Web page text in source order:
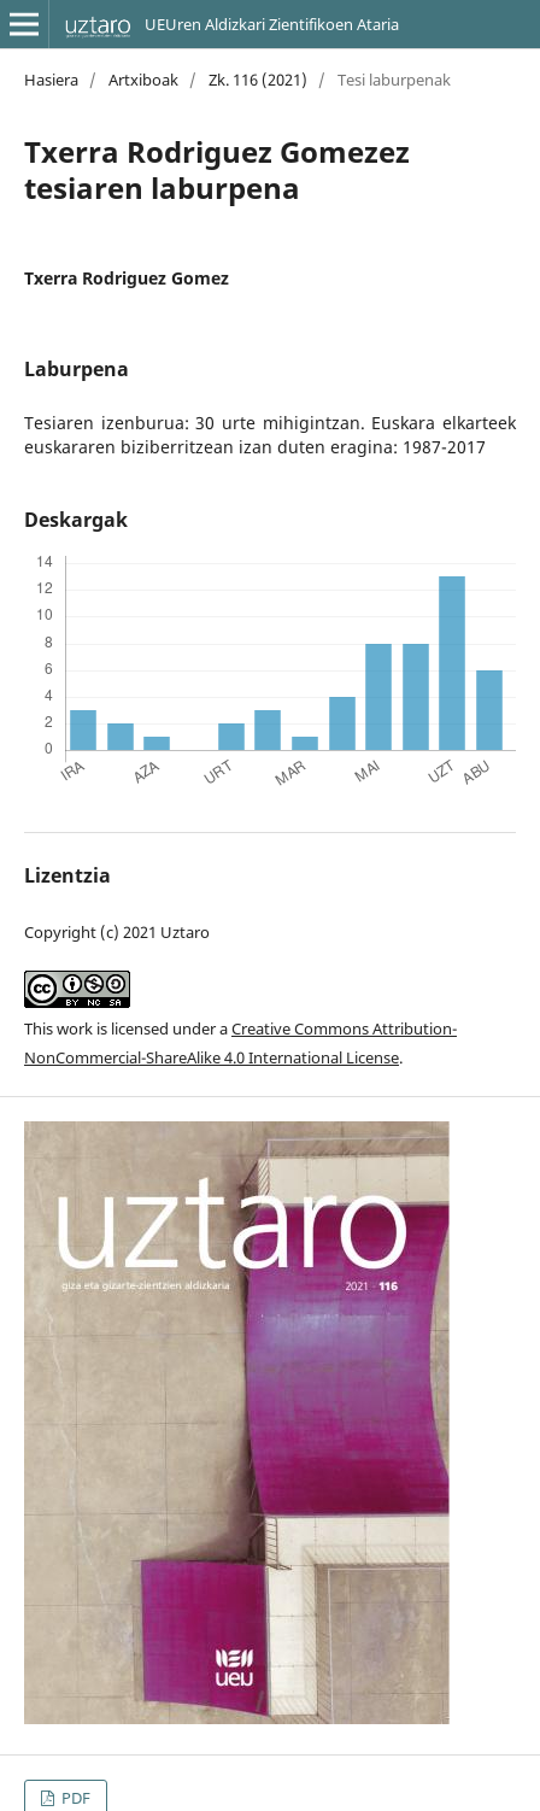
UEUren Aldizkari Zientifikoen Ataria
Hasiera / Artxiboak / Zk. 116 (2021) / Tesi laburpenak
Txerra Rodriguez Gomezez
tesiaren laburpena
Txerra Rodriguez Gomez
Laburpena
Tesiaren izenburua: 30 urte mihigintzan. Euskara elkarteek
euskararen biziberritzean izan duten eragina: 1987-2017
Deskargak
Lizentzia
Copyright (c) 2021 Uztaro
This work is licensed under aCreative Commons Attribution-
NonCommercial-ShareAlike 4.0 International License.
PDF